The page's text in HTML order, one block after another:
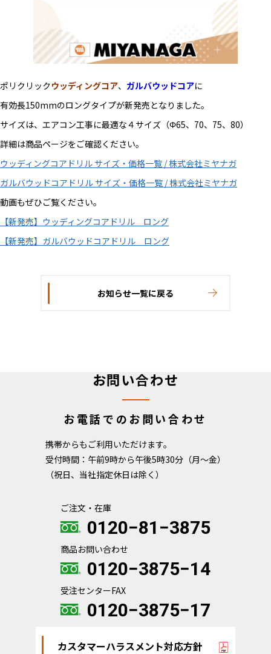
ポリクリック ウッディングコア、 ガルバウッドコアに
有効長150mmのロングタイプが新発売となりました。
サイズは、エアコン工事に最適な４サイズ（Φ65、70、75、80）
詳細は商品ページをご確認ください。
ウッディングコアドリル サイズ・価格一覧 / 株式会社ミヤナガ
ガルバウッドコアドリル サイズ・価格一覧 / 株式会社ミヤナガ
動画もぜひご覧ください。
【新発売】ウッディングコアドリル ロング
【新発売】ガルバウッドコアドリル ロング
お知らせ一覧に戻る
お問い合わせ
お電話でのお問い合わせ
携帯からもご利用いただけます。
受付時間：午前9時から午後5時30分（月～金）
（祝日、当社指定休日は除く）
ご注文・在庫
0120−81−3875
商品お問い合わせ
0120−3875−14
受注センターFAX
0120−3875−17
カスタマーハラスメント対応方針